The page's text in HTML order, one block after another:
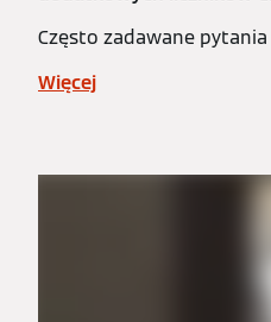
Często zadawane pytania
Więcej